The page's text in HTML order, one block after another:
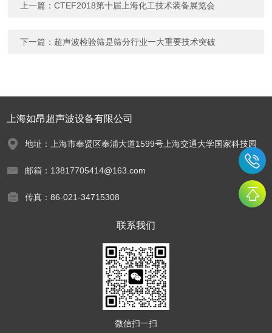
上一篇：CTEF2018第十届上海化工技术装备展览会
下一篇： 超声波检验筛是筛分行业一大重要技术突破
上海如昂超声波设备有限公司
地址：上海市奉贤区奉浦大道1599号上海交通大学国家科技园
邮箱：13817705414@163.com
传真：86-021-34715308
联系我们
微信扫一扫